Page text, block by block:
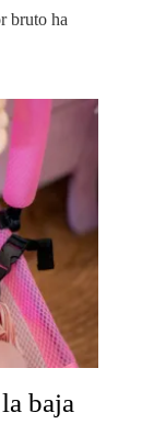
bruto ha
baja